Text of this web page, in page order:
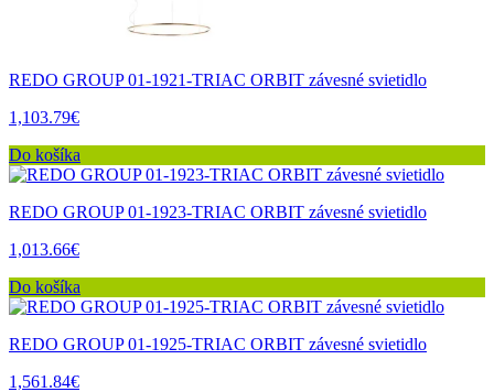
REDO GROUP 01-1921-TRIAC ORBIT závesné svietidlo
1,103.79€
Do košíka
REDO GROUP 01-1923-TRIAC ORBIT závesné svietidlo
1,013.66€
Do košíka
REDO GROUP 01-1925-TRIAC ORBIT závesné svietidlo
1,561.84€